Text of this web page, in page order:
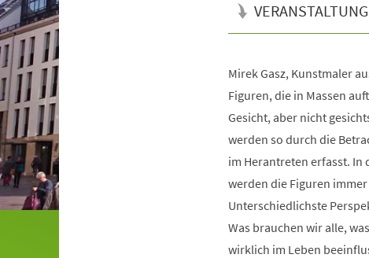
Mirek Gasz, Kunstmaler
Figuren, die in Massen
Gesicht, aber nicht
werden so durch die
im Herantreten erfasst.
werden die Figuren
Unterschiedlichste
Was brauchen wir alle,
wirklich im Leben